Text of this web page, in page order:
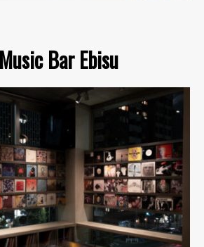
Bar Ebisu